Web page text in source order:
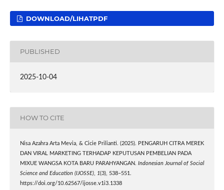
DOWNLOAD/LIHATPDF
PUBLISHED
2025-10-04
HOW TO CITE
Nisa Azahra Arta Mevia, & Cicie Prilianti. (2025). PENGARUH CITRA MEREK
DAN VIRAL MARKETING TERHADAP KEPUTUSAN PEMBELIAN PADA
MIXUE WANGSA KOTA BARU PARAHYANGAN. Indonesian Journal of Social
Science and Education (IJOSSE), 1(3), 538–551.
https://doi.org/10.62567/ijosse.v1i3.1338